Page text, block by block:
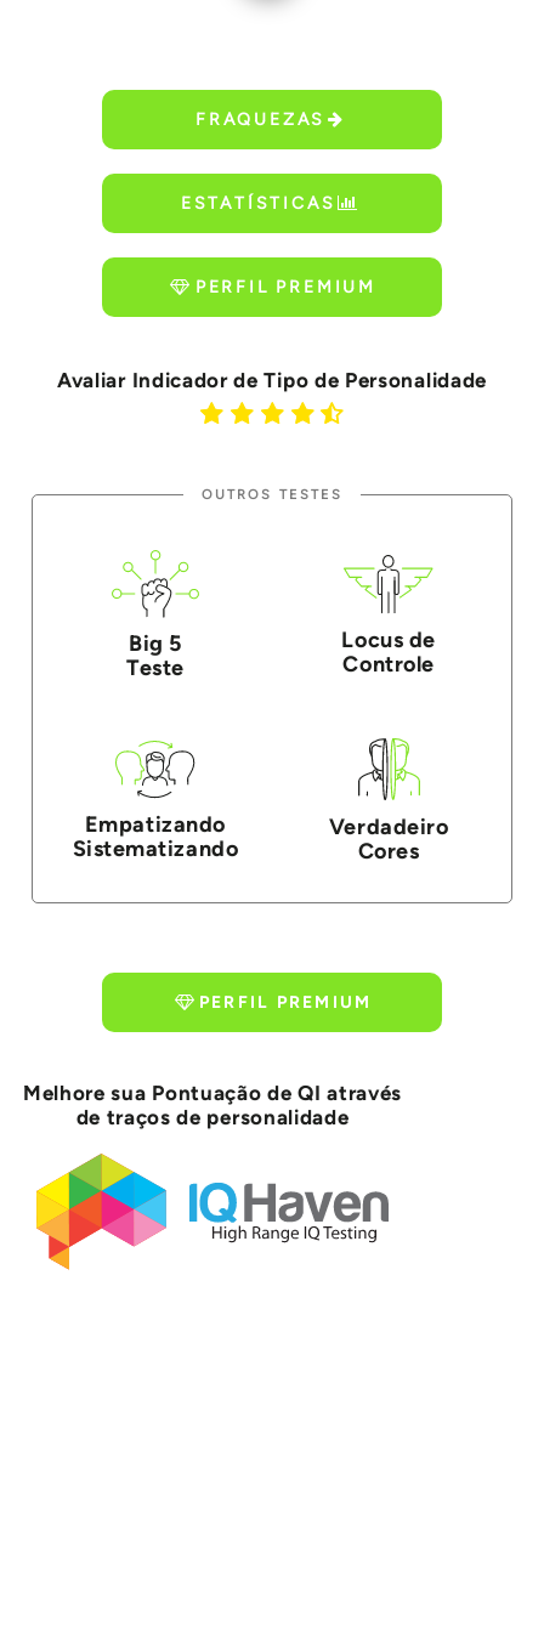
FRAQUEZAS
ESTATÍSTICAS
PERFIL PREMIUM
Avaliar Indicador de Tipo de Personalidade
OUTROS TESTES
Big 5
Teste
Locus de
Controle
Empatizando
Sistematizando
Verdadeiro
Cores
PERFIL PREMIUM
Melhore sua Pontuação de QI através
de traços de personalidade